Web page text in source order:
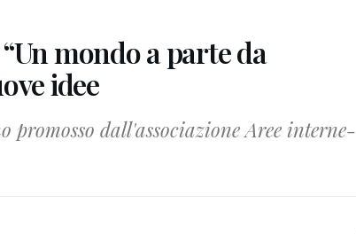
mondo a parte da
idee
promosso dall'associazione Aree interne-